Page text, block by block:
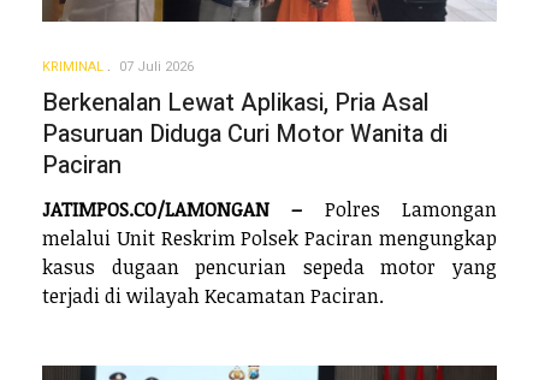
KRIMINAL 07 Juli 2026
Berkenalan Lewat Aplikasi, Pria Asal
Pasuruan Diduga Curi Motor Wanita di
Paciran
JATIMPOS.CO/LAMONGAN – Polres Lamongan
melalui Unit Reskrim Polsek Paciran mengungkap
kasus dugaan pencurian sepeda motor yang
terjadi di wilayah Kecamatan Paciran.